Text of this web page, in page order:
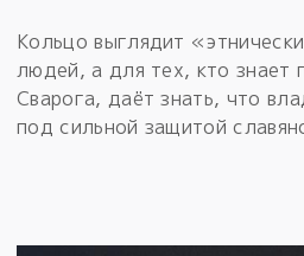
Кольцо выглядит
людей, а для тех, кто знает
Сварога, даёт знать, что
под сильной защитой